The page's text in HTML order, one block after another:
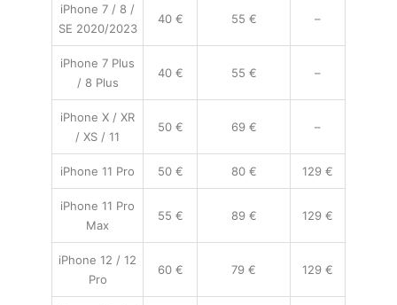
iPhone 7 / 8 /
SE 2020/2023
40 € 55 € –
iPhone 7 Plus
/ 8 Plus
40 € 55 € –
iPhone X / XR
/ XS / 11
50 € 69 € –
iPhone 11 Pro 50 € 80 € 129 €
iPhone 11 Pro
Max
55 € 89 € 129 €
iPhone 12 / 12
Pro
60 € 79 € 129 €